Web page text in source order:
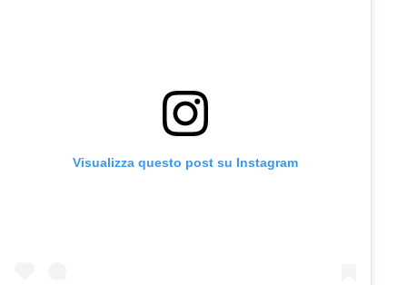
Visualizza questo post su Instagram